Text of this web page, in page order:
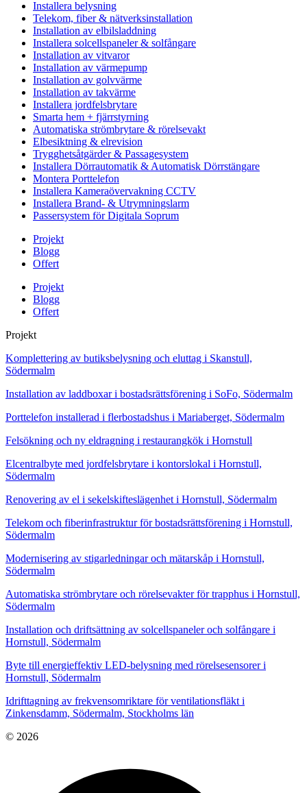
Installera belysning
Telekom, fiber & nätverksinstallation
Installation av elbilsladdning
Installera solcellspaneler & solfångare
Installation av vitvaror
Installation av värmepump
Installation av golvvärme
Installation av takvärme
Installera jordfelsbrytare
Smarta hem + fjärrstyrning
Automatiska strömbrytare & rörelsevakt
Elbesiktning & elrevision
Trygghetsåtgärder & Passagesystem
Installera Dörrautomatik & Automatisk Dörrstängare
Montera Porttelefon
Installera Kameraövervakning CCTV
Installera Brand- & Utrymningslarm
Passersystem för Digitala Soprum
Projekt
Blogg
Offert
Projekt
Blogg
Offert
Projekt
Komplettering av butiksbelysning och eluttag i Skanstull,
Södermalm
Installation av laddboxar i bostadsrättsförening i SoFo, Södermalm
Porttelefon installerad i flerbostadshus i Mariaberget, Södermalm
Felsökning och ny eldragning i restaurangkök i Hornstull
Elcentralbyte med jordfelsbrytare i kontorslokal i Hornstull,
Södermalm
Renovering av el i sekelskifteslägenhet i Hornstull, Södermalm
Telekom och fiberinfrastruktur för bostadsrättsförening i Hornstull,
Södermalm
Modernisering av stigarledningar och mätarskåp i Hornstull,
Södermalm
Automatiska strömbrytare och rörelsevakter för trapphus i Hornstull,
Södermalm
Installation och driftsättning av solcellspaneler och solfångare i
Hornstull, Södermalm
Byte till energieffektiv LED-belysning med rörelsesensorer i
Hornstull, Södermalm
Idrifttagning av frekvensomriktare för ventilationsfläkt i
Zinkensdamm, Södermalm, Stockholms län
© 2026